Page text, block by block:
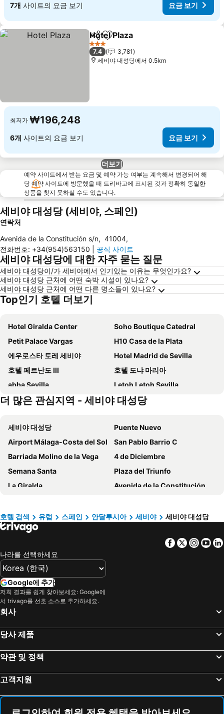
7개 사이트의 요금 보기 요금 보기
공유 즐겨찾기에 추가
Hotel Plaza
3 성급
7.4
3,781
세비야 대성당에서 0.5km
최저가 ₩196,248
6개 사이트의 요금 보기 요금 보기
더보기
예약 사이트에서 받는 요금 및 예약 가능 여부는 계속해서 변경되어 해
당 예약 사이트에 방문했을 때 트리바고에 표시된 것과 정확히 동일한
상품을 찾지 못하실 수도 있습니다.
세비야 대성당 (세비야, 스페인)
연락처
Avenida de la Constitución s/n, 41004,
전화번호: +34(954)563150 공식 사이트
세비야 대성당에 대한 자주 묻는 질문
세비야 대성당이/가 세비야에서 인기있는 이유는 무엇인가요?
세비야 대성당 근처에 어떤 숙박 시설이 있나요?
세비야 대성당 근처에 어떤 다른 명소들이 있나요?
Top인기 호텔 더보기
Hotel Giralda Center
Soho Boutique Catedral
Petit Palace Vargas
H10 Casa de la Plata
에우로스타 토레 세비야
Hotel Madrid de Sevilla
호텔 페르난도 III
호텔 도냐 마리아
abba Sevilla
Letoh Letoh Sevilla
호텔 레이 알폰소 X
Petit Palace Marques Santa Ana
호텔 아메리카 세비야
Urban Cube Hostel Sevilla
Adriano Boutique Sevilla
Eurostars Al-Andalus Palace
Meliá Lebreros
Hotel Tayko Sevilla
ibis Styles Sevilla City Santa Justa
NH Sevilla Plaza de Armas
NH Collection Sevilla
호텔 알카사르
리베라 데 트리아나
호텔 무리요
Intelier Casa de Indias
Hotel Boutique Elvira Plaza
다빈치 부티크 호텔
호텔 베르티세 알하라페
Only YOU Hotel Sevilla
힐튼 가든 인 세비야
펜션 몬토레나
Hotel Cervantes
Vincci Selección Unuk
파티오 데 라 알라메다
Hotel Monte Carmelo
더 많은 관심지역 - 세비야 대성당
세비야 대성당
Puente Nuevo
Airport Málaga-Costa del Sol
San Pablo Barrio C
Barriada Molino de la Vega
4 de Diciembre
Semana Santa
Plaza del Triunfo
La Giralda
Avenida de la Constitución
Antigua Estación de Córdoba
Real Alcázar
Teatro de la Maestranza
Barrio de la Macarena
Plaza de Toros la Maestranza
산타크루스 지구
Arenal
Iglesia de San Alberto
Feria y Fiestas en honor a Santiago Apóstol y Santa Ana
Centro Comercial La Cañada
De Ejido - Castillo
Marina Vilamoura
La Corza
Auditorio Municipal Rocío Jurado
호텔 검색 유럽 스페인 안달루시아 세비야 세비야 대성당
Facebook
Twitter
나라를 선택하세요
Google에 추가
저희 결과를 쉽게 찾아보세요: Google에
서 trivago를 선호 소스로 추가하세요.
회사
당사 제품
약관 및 정책
고객지원